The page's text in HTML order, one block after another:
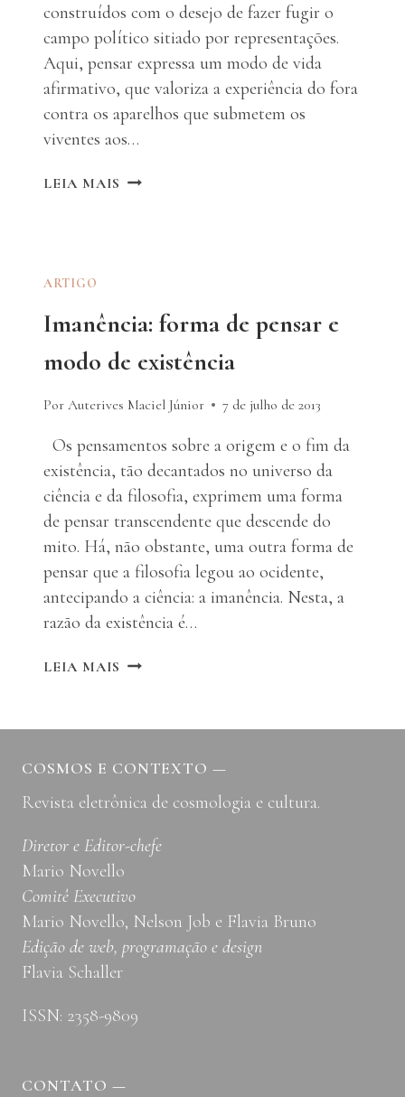
construídos com o desejo de fazer fugir o
campo político sitiado por representações.
Aqui, pensar expressa um modo de vida
afirmativo, que valoriza a experiência do fora
contra os aparelhos que submetem os
viventes aos…
LEIA MAIS O
PENSAMENTO
ARTIGO
Imanência: forma de pensar e
modo de existência
Por Auterives Maciel Júnior 7 de julho de 2013
Os pensamentos sobre a origem e o fim da
existência, tão decantados no universo da
ciência e da filosofia, exprimem uma forma
de pensar transcendente que descende do
mito. Há, não obstante, uma outra forma de
pensar que a filosofia legou ao ocidente,
antecipando a ciência: a imanência. Nesta, a
razão da existência é…
LEIA MAIS IMANÊNCIA:
MODO
EXISTÊNCIA
COSMOS E CONTEXTO—
Revista eletrônica de cosmologia e cultura.
Diretor e Editor-chefe
Mario Novello
Comitê Executivo
Mario Novello, Nelson Job e Flavia Bruno
Edição de web, programação e design
Flavia Schaller
ISSN: 2358-9809
CONTATO —